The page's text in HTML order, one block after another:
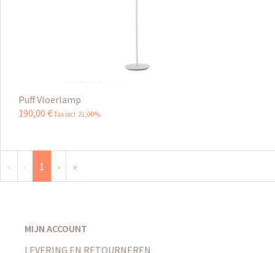
Puff Vloerlamp
190,00 € Tax incl 21,00%
« ‹ 1 › »
MIJN ACCOUNT
LEVERING EN RETOURNEREN